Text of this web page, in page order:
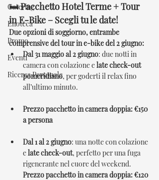
Catering
Enoteca
Promo
Eventi
Ricerca Personale
🛏️ Pacchetto Hotel Terme + Tour
in E-Bike – Scegli tu le date!
Due opzioni di soggiorno, entrambe
comprensive del tour in e-bike del 2 giugno:
Dal 31 maggio al 2 giugno: due notti in
camera con colazione e late check-out
pomeridiano, per goderti il relax fino
all’ultimo minuto.
Prezzo pacchetto in camera doppia: €150
a persona
Dal 1 al 2 giugno: una notte con colazione
e late check-out, perfetto per una fuga
rigenerante nel cuore del weekend.
Prezzo pacchetto in camera doppia: €120